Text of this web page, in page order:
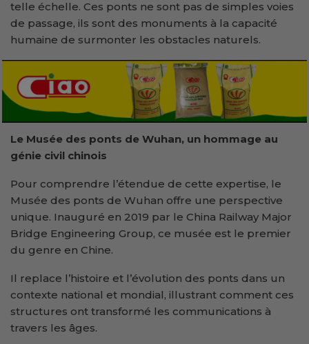
telle échelle. Ces ponts ne sont pas de simples voies
de passage, ils sont des monuments à la capacité
humaine de surmonter les obstacles naturels.
Le Musée des ponts de Wuhan, un hommage au
génie civil chinois
Pour comprendre l’étendue de cette expertise, le
Musée des ponts de Wuhan offre une perspective
unique. Inauguré en 2019 par le China Railway Major
Bridge Engineering Group, ce musée est le premier
du genre en Chine.
Il replace l’histoire et l’évolution des ponts dans un
contexte national et mondial, illustrant comment ces
structures ont transformé les communications à
travers les âges.